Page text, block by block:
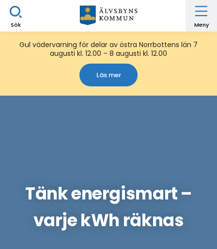
Sök Meny
Gul vädervarning för delar av östra Norrbottens län 7
augusti kl. 12.00 – 8 augusti kl. 12.00
Läs mer
Tänk energismart –
varje kWh räknas